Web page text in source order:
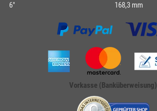
6"
168,3 mm
Vorkasse (Banküberweisung)